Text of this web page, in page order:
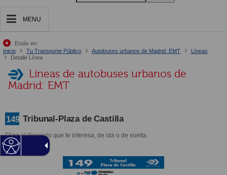
MENU
Estás en:
Inicio
Tu Transporte Público Autobuses urbanos de Madrid: EMT
Líneas
Detalle Línea
Líneas de autobuses urbanos de
Madrid: EMT
149 Tribunal-Plaza de Castilla
Elige el itinerario que te interesa, de ida o de vuelta.